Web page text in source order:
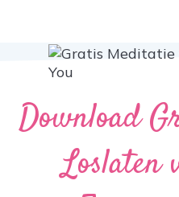
Download
Loslaten